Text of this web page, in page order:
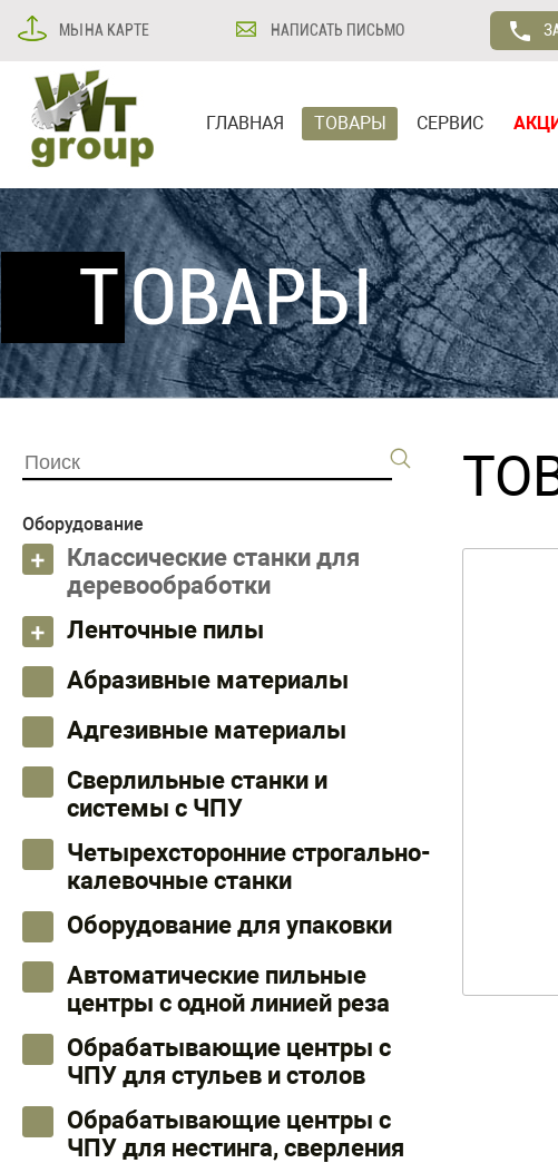
МЫ НА КАРТЕ НАПИСАТЬ ПИСЬМО
ГЛАВНАЯ ТОВАРЫ СЕРВИС
ТОВАРЫ
Оборудование
Классические станки для
деревообработки
Ленточные пилы
Абразивные материалы
Адгезивные материалы
Сверлильные станки и
системы с ЧПУ
Четырехсторонние строгально-
калевочные станки
Оборудование для упаковки
Автоматические пильные
центры с одной линией реза
Обрабатывающие центры с
ЧПУ для стульев и столов
Обрабатывающие центры с
ЧПУ для нестинга, сверления